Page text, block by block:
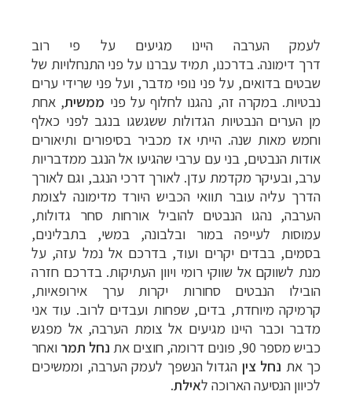
לעמק הערבה היינו מגיעים על פי רוב
דרך דימונה. בדרכנו, תמיד עברנו על פני התנחלויות של
שבטים בדואים, על פני נופי מדבר, ועל פני שרידי ערים
נבטיות. במקרה זה, נהגנו לחלוף על פני ממשית, אחת
מן הערים הנבטיות הגדולות ששגשגו בנגב לפני כאלף
וחמש מאות שנה. הייתי אז מכבירבסיפורים ותיאורים
אודות הנבטים, בני עם ערבי שהגיעו אל הנגב ממדבריות
ערב, ובעיקר מקדמת עדן. לאורך דרכי הנגב, וגם לאורך
הדרך עליה עובר תוואי הכביש היורד מדימונה לצומת
הערבה, נהגו הנבטים להוביל אורחות סחר גדולות,
עמוסות לעייפה במור ובלבונה, במשי, בתבלינים,
בסמים, בבדים יקרים ועוד, בדרכם אל נמל עזה, על
מנת לשווקם אל שווקי רומיויוון העתיקות. בדרכם חזרה
הובילו הנבטים סחורות יקרות ערך אירופאיות,
קרמיקה מיוחדת, בדים, שפחות ועבדים לרוב. עוד אני
מדבר וכבר היינו מגיעים אל צומת הערבה,אל מפגש
כביש מספר 90, פונים דרומה, חוצים את
נחל תמר ואחר
כך את נחל צין הגדולהנשפך לעמק הערבה, וממשיכים
לכיוון הנסיעה הארוכה לאילת.